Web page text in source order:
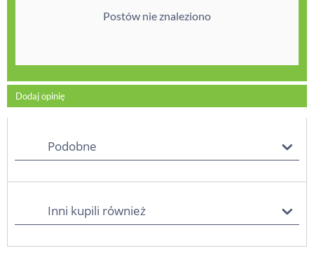
Postów nie znaleziono
Dodaj opinię
Podobne
Inni kupili również